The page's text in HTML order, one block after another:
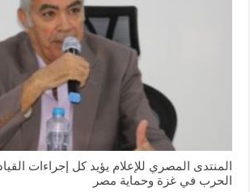
المنتدى المصري للإعلام يؤيد كل إجراءات
الحرب في غزة وحماية مصر